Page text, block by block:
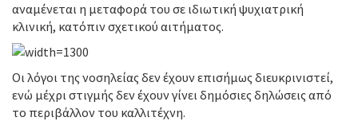
αναμένεται η μεταφορά του σε ιδιωτική ψυχιατρική
κλινική, κατόπιν σχετικού αιτήματος.
Οι λόγοι της νοσηλείας δεν έχουν επισήμως διευκρινιστεί,
ενώ μέχρι στιγμής δεν έχουν γίνει δημόσιες δηλώσεις από
το περιβάλλον του καλλιτέχνη.